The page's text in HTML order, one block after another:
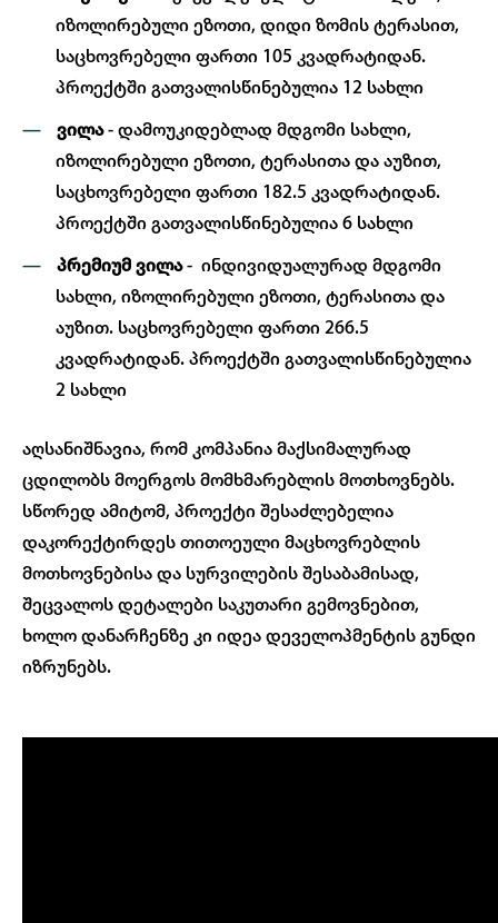
იზოლირებული ეზოთი, დიდი ზომის ტერასით,
საცხოვრებელი ფართი 105 კვადრატიდან.
პროექტში გათვალისწინებულია 12 სახლი
ვილა- დამოუკიდებლად მდგომი სახლი,
იზოლირებული ეზოთი, ტერასითა და აუზით,
საცხოვრებელი ფართი 182.5 კვადრატიდან.
პროექტში გათვალისწინებულია 6 სახლი
პრემიუმ ვილა- ინდივიდუალურად მდგომი
სახლი, იზოლირებული ეზოთი, ტერასითა და
აუზით. საცხოვრებელი ფართი 266.5
კვადრატიდან. პროექტში გათვალისწინებულია
2 სახლი
აღსანიშნავია, რომ კომპანია მაქსიმალურად
ცდილობს მოერგოს მომხმარებლის მოთხოვნებს.
სწორედ ამიტომ, პროექტი შესაძლებელია
დაკორექტირდეს თითოეული მაცხოვრებლის
მოთხოვნებისა და სურვილების შესაბამისად,
შეცვალოს დეტალები საკუთარი გემოვნებით,
ხოლო დანარჩენზე კი იდეა დეველოპმენტის გუნდი
იზრუნებს.